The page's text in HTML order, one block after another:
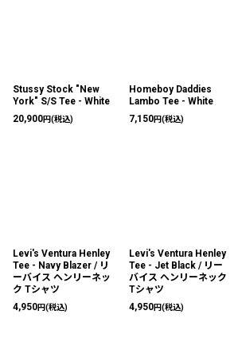
Stussy Stock "New
York" S/S Tee - White
20,900円(税込)
Homeboy Daddies
Lambo Tee - White
7,150円(税込)
Levi's Ventura Henley
Tee - Navy Blazer / リ
ーバイス ヘンリーネッ
ク Tシャツ
4,950円(税込)
Levi's Ventura Henley
Tee - Jet Black / リー
バイス ヘンリーネック
Tシャツ
4,950円(税込)